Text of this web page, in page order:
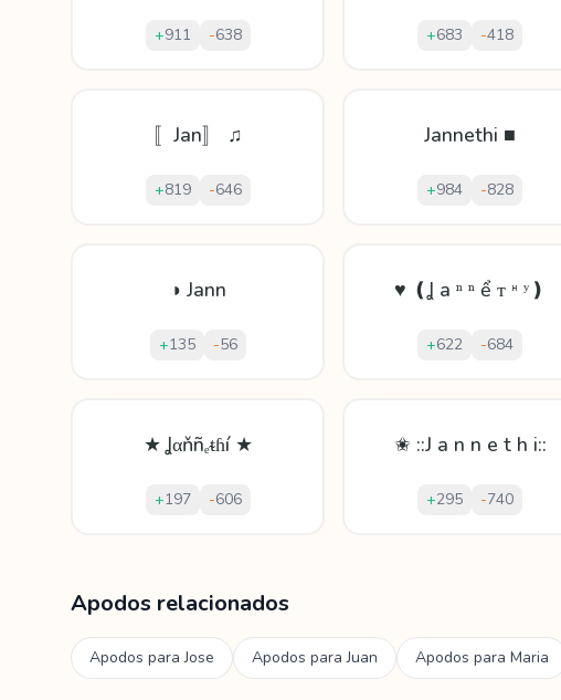
+911 -638 +683 -418
〚Jan〛 ♫
+819 -646
Jannethi ■
+984 -828
◑ Jann
+135 -56
♥ ❪Ʝ а ⁿ ⁿ ể ᴛ ᵸ ʸ❫
+622 -684
★ Ʝαňñₑᵵɦí ★
+197 -606
✬ ::J a n n e t h i::
+295 -740
Apodos relacionados
Apodos paraJose Apodos paraJuan Apodos para Maria